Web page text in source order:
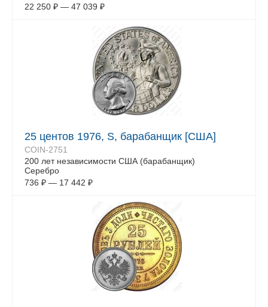
22 250 ₽ — 47 039 ₽
25 центов 1976, S, барабанщик [США]
COIN-2751
200 лет независимости США (барабанщик)
Серебро
736 ₽ — 17 442 ₽